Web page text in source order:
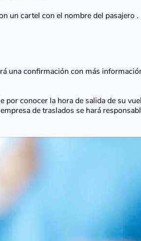
un cartel con el nombre del pasajero .
una confirmación con más
por conocer la hora de salida de su
de traslados se hará